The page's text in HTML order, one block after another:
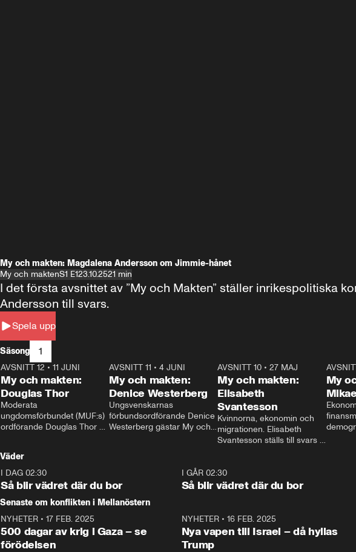
My och makten: Magdalena Andersson om Jimmie-hånet
My och maktenS1 E123.10.2521 min
Spela upp
I det första avsnittet av ”My och Makten” ställer inrikespolitiska
Andersson till svars.
Säsong 1
26:27
AVSNITT 12 • 11 JUNI
My och makten:
Douglas Thor
Moderata
ungdomsförbundet (MUF:s)
ordförande Douglas Thor
tonårsutvisningarna och hur
Moderaterna ska locka
väljare till valet i höst.
23:40
AVSNITT 11 •4 JUNI
My och makten:
Denice Westerberg
Ungsvenskarnas
förbundsordförande Denice
Westerberg gästar My och
AVSNITT 10 •27 MAJ
My och makten:
Elisabeth
Svantesson
Kvinnorna, ekonomin och
migrationen. Elisabeth
Svantesson ställs till svars
My
Väder
I DAG 02:30
Så blir vädret där du bor
I GÅR 02:30
Så blir vädret där du bor
Senaste om konflikten i Mellanöstern
NYHETER • 17 FEB. 2025
500 dagar av krig i Gaza – se
förödelsen
NYHETER• 16 FEB. 2025
Nya vapen till Israel – då hyllas
Trump